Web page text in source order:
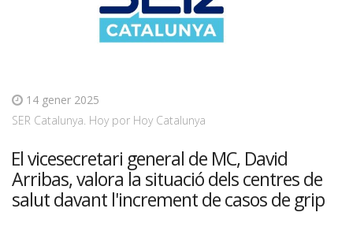
14 gener 2025
SER Catalunya. Hoy por Hoy Catalunya
El vicesecretari general de MC, David
Arribas, valora la situació dels centres de
salut davant l'increment de casos de grip